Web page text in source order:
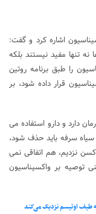
اشاره کرد و گفت:
تنها مفید نیستند بلکه
را طبق برنامه روتین
قرار داده شود، بر
دارد و دارو استفاده می
سیاه سرفه باید حذف شود،
نزدیم، هم اتفاقی نمی
توصیه بر واکسیناسیون